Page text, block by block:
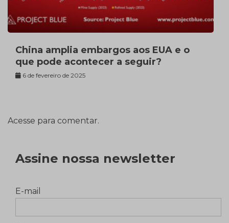
China amplia embargos aos EUA e o
que pode acontecer a seguir?
6 de fevereiro de 2025
Acesse para comentar.
Assine nossa newsletter
E-mail